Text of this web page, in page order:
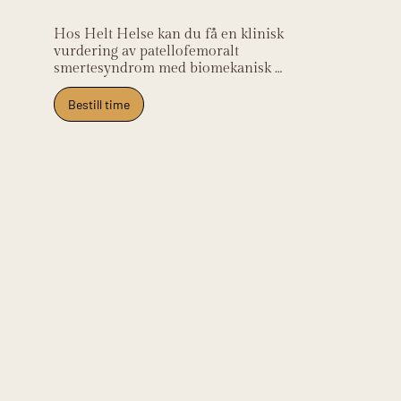
Hos Helt Helse kan du få en klinisk
vurdering av patellofemoralt
smertesyndrom med biomekanisk
analyse og et progressivt
treningsprogram. Klinikken ligger på
Frysja og tar imot pasienter fra
Bestill time